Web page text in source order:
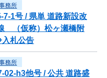
務所
7-1号 / 県単 道路新設改
（仮称）松ヶ瀬橋附
入札公告
務所
02-h3他号 / 公共 道路盛